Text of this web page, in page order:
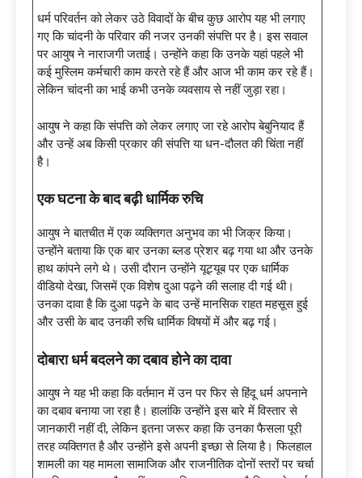
धर्म परिवर्तन को लेकर उठे विवादों के बीच कुछ आरोप यह भी लगाए
गए कि चांदनी के परिवार की नजर उनकी संपत्ति पर है। इस सवाल
पर आयुष ने नाराजगी जताई। उन्होंने कहा कि उनके यहां पहले भी
कई मुस्लिम कर्मचारी काम करते रहे हैं और आज भी काम कर रहे हैं।
लेकिन चांदनी का भाई कभी उनके व्यवसाय से नहीं जुड़ा रहा।
आयुष ने कहा कि संपत्ति को लेकर लगाए जा रहे आरोप बेबुनियाद हैं
और उन्हें अब किसी प्रकार की संपत्ति या धन-दौलत की चिंता नहीं
है।
एक घटना के बाद बढ़ी धार्मिक रुचि
आयुष ने बातचीत में एक व्यक्तिगत अनुभव का भी जिक्र किया।
उन्होंने बताया कि एक बार उनका ब्लड प्रेशर बढ़ गया था और उनके
हाथ कांपने लगे थे। उसी दौरान उन्होंने यूट्यूब पर एक धार्मिक
वीडियो देखा, जिसमें एक विशेष दुआ पढ़ने की सलाह दी गई थी।
उनका दावा है कि दुआ पढ़ने के बाद उन्हें मानसिक राहत महसूस हुई
और उसी के बाद उनकी रुचि धार्मिक विषयों में और बढ़ गई।
दोबारा धर्म बदलने का दबाव होने का दावा
आयुष ने यह भी कहा कि वर्तमान में उन पर फिर से हिंदू धर्म अपनाने
का दबाव बनाया जा रहा है। हालांकि उन्होंने इस बारे में विस्तार से
जानकारी नहीं दी, लेकिन इतना जरूर कहा कि उनका फैसला पूरी
तरह व्यक्तिगत है और उन्होंने इसे अपनी इच्छा से लिया है। फिलहाल
शामली का यह मामला सामाजिक और राजनीतिक दोनों स्तरों पर चर्चा